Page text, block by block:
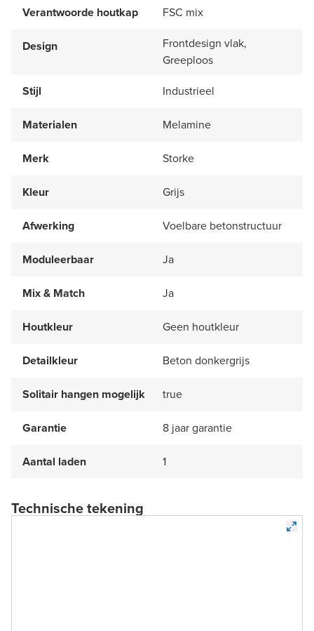
Verantwoorde houtkap FSC mix
Design
Frontdesign vlak,
Greeploos
Stijl
Industrieel
Materialen Melamine
Merk Storke
Kleur Grijs
Afwerking Voelbare betonstructuur
Moduleerbaar Ja
Mix & Match Ja
Houtkleur Geen houtkleur
Detailkleur Beton donkergrijs
Solitair hangen mogelijk true
Garantie 8 jaar garantie
Aantal laden 1
Technische tekening